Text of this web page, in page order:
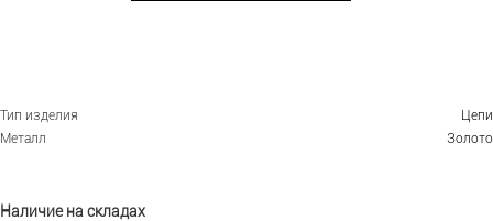
Тип изделия
Цепи
Металл
Золото
Наличие на складах